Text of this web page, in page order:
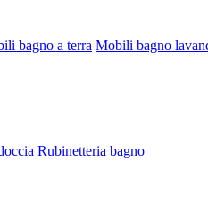
bagno a terra Mobili bagno
Rubinetteria bagno